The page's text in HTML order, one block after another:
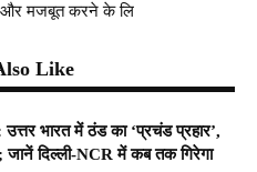
और मजबूत करने के लि
Like
भारत में ठंड का ‘प्रचंड प्रहार’,
जानें दिल्ली-NCR में कब तक गिरेगा